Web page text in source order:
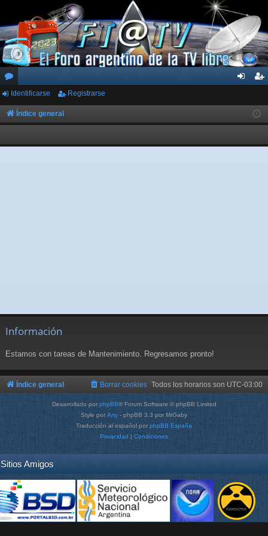
or
os
ar
ist
rs
Identificarse Registrarse
Índice general
Información
Estamos con tareas de Mantenimiento. Regresamos pronto!
Índice general Todos los horarios son UTC-03:00
Borrar cookies
Desarrollado por phpBB® Forum Software © phpBB Limited
Style por Arty - phpBB 3.3 por MrGaby
Traducción al español por phpBB España
Privacidad | Condiciones
Sitios Amigos